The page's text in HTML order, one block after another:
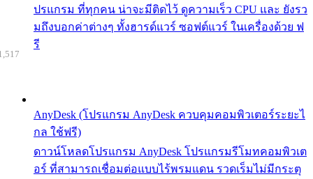
ปรแกรม ที่ทุกคน น่าจะมีติดไว้ ดูความเร็ว CPU และ ยังรว
มถึงบอกค่าต่างๆ ทั้งฮารด์แวร์ ซอฟต์แวร์ ในเครื่องด้วย ฟ
รี
AnyDesk (โปรแกรม AnyDesk ควบคุมคอมพิวเตอร์ระยะไ
กล ใช้ฟรี)
ดาวน์โหลดโปรแกรม AnyDesk โปรแกรมรีโมทคอมพิวเต
อร์ ที่สามารถเชื่อมต่อแบบไร้พรมแดน รวดเร็มไม่มีกระตุ